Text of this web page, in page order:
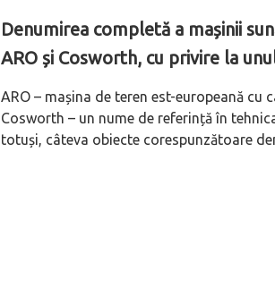
Denumirea completă a mașinii
ARO și Cosworth, cu privire la
ARO – mașina de teren est-europeană
Cosworth – un nume de referință în
totuși, câteva obiecte corespunzătoare